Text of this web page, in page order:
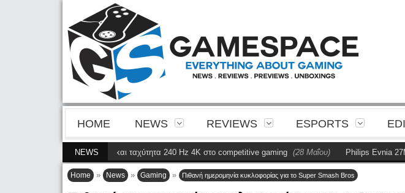
HOME NEWS REVIEWS ESPORTS
NEWS
της 4ης γενιάς QD-OLED και ταχύτητα 240 Hz 4K στο competitive gaming (28 Μαΐου) Philips Evnia
Home » News » Gaming » Πιθανή ημερομηνία κυκλοφορίας για το Super Smash Bros